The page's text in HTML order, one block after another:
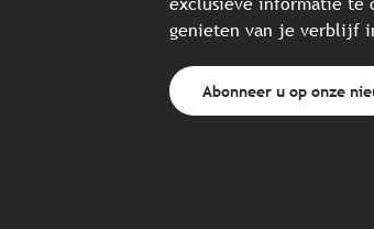
exclusieve informatie te
genieten van je verblijf
Abonneer u op onze